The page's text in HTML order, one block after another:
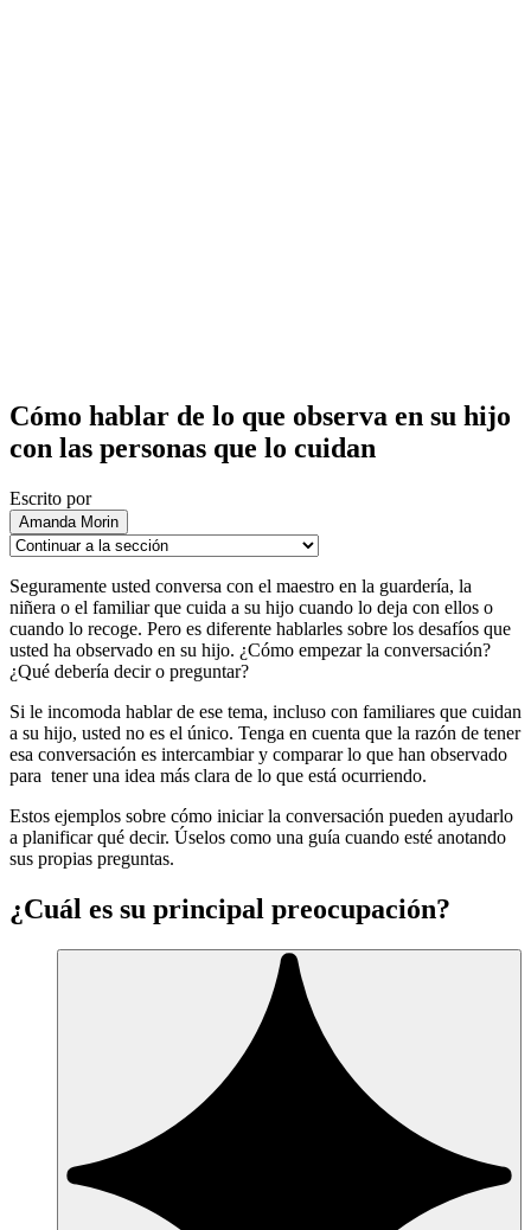
Cómo hablar de lo que observa en su hijo
con las personas que lo cuidan
Escrito por
Amanda Morin
Seguramente usted conversa con el maestro en la guardería, la
niñera o el familiar que cuida a su hijo cuando lo deja con ellos o
cuando lo recoge. Pero es diferente hablarles sobre los desafíos que
usted ha observado en su hijo. ¿Cómo empezar la conversación?
¿Qué debería decir o preguntar?
Si le incomoda hablar de ese tema, incluso con familiares que cuidan
a su hijo, usted no es el único. Tenga en cuenta que la razón de tener
esa conversación es intercambiar y comparar lo que han observado
para tener una idea más clara de lo que está ocurriendo.
Estos ejemplos sobre cómo iniciar la conversación pueden ayudarlo
a planificar qué decir. Úselos como una guía cuando esté anotando
sus propias preguntas.
¿Cuál es su principal preocupación?